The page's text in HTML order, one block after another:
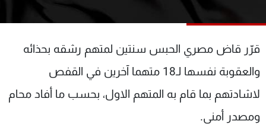
قرّر قاض مصري الحبس سنتين لمتهم رشقه بحذائه
والعقوبة نفسها لـ18 متهما آخرين في القفص
لاشادتهم بما قام به المتهم الاول، بحسب ما أفاد محام
ومصدر أمني.
الترددات
عن MTV
الإنـتـاج
لاعلاناتكم
وظائف
تواصل معنا
شروط الإسـتخدام
سياسة الخصوصية